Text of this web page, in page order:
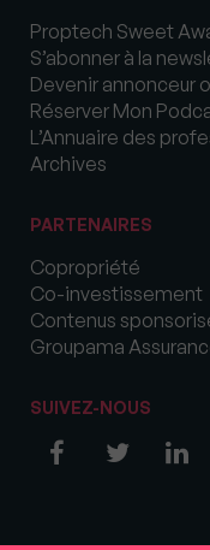
Proptech Sweet
S’abonner à la
Devenir annonceur
Réserver Mon
L’Annuaire des
Archives
PARTENAIRES
Copropriété
Co-investissement
Contenus
Groupama
SUIVEZ-NOUS